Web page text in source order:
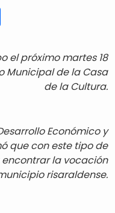
el próximo martes 18
Municipal de la Casa
de la Cultura.
Económico y
que con este tipo de
la vocación
risaraldense.